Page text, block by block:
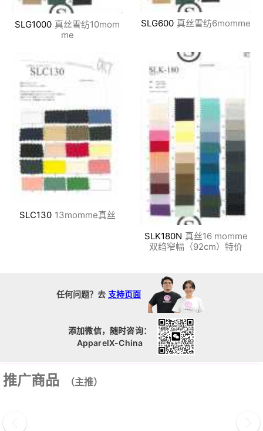
SLG1000 真丝雪纺10mom
me
SLG600 真丝雪纺6momme
SLC130 13momme真丝
SLK180N 真丝16 momme
双绉窄幅（92cm）特价
任何问题？去 支持页面
添加微信，随时咨询：
ApparelX-China
推广商品 （主推）